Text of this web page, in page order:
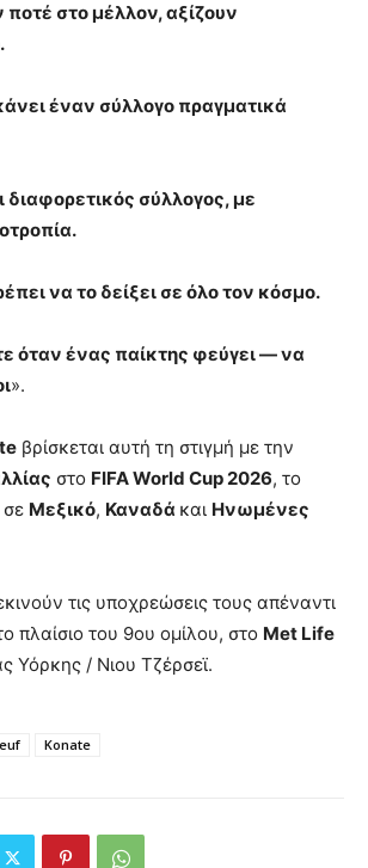
στο μέλλον, αξίζουν
έναν σύλλογο πραγματικά
διαφορετικός σύλλογος, με
να το δείξει σε όλο τον κόσμο.
όταν ένας παίκτης φεύγει — να
».
βρίσκεται αυτή τη στιγμή με την
στο FIFA World Cup 2026, το
σε Μεξικό, Καναδά και Ηνωμένες
τις υποχρεώσεις τους απέναντι
πλαίσιο του 9ου ομίλου, στο Met Life
Υόρκης / Νιου Τζέρσεϊ.
Konate